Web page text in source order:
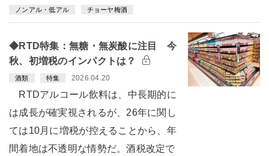
ノンアル・低アル チョーヤ梅酒
◆RTD特集：無糖・無炭酸に注目 今
秋、初増税のインパクトは？
酒類 特集 2026.04.20
RTDアルコール飲料は、中長期的に
は成長が確実視されるが、26年に関し
ては10月に増税が控えることから、年
間着地は不透明な情勢だ。酒税改定で